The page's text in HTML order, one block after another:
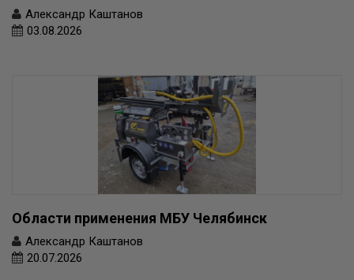
Александр Каштанов
03.08.2026
Области применения МБУ Челябинск
Александр Каштанов
20.07.2026